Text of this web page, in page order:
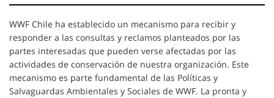
WWF Chile ha establecido un mecanismo para recibir y
responder a las consultas y reclamos planteados por las
partes interesadas que pueden verse afectadas por las
actividades de conservación de nuestra organización. Este
mecanismo es parte fundamental de las Políticas y
Salvaguardas Ambientales y Sociales de WWF. La pronta y